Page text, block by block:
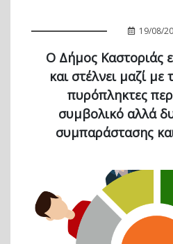
19/08/
Ο Δήμος Καστοριάς
και στέλνει μαζί με
πυρόπληκτες
συμβολικό αλλά
συμπαράστασης